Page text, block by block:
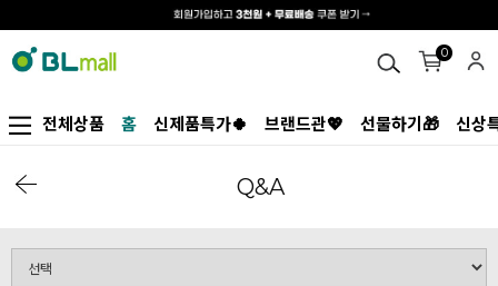
0
전체상품 홈 신제품특가🍀 브랜드관💖 선물하기🎁 신상
Q&A